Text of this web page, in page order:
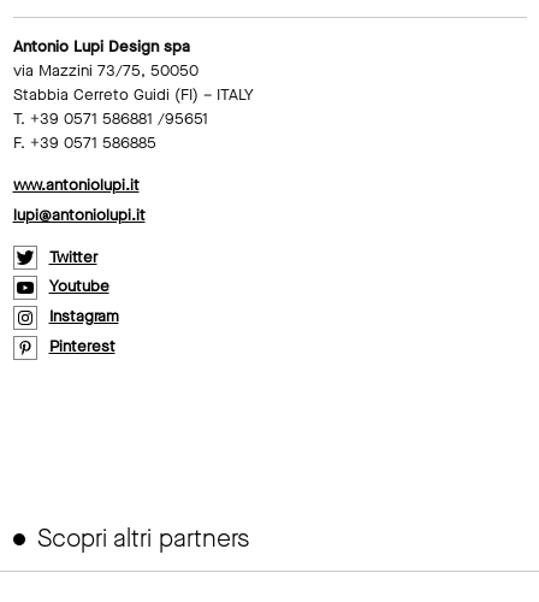
Antonio Lupi Design spa
via Mazzini 73/75, 50050
Stabbia Cerreto Guidi (FI) – ITALY
T. +39 0571 586881 /95651
F. +39 0571 586885
www.antoniolupi.it
lupi@antoniolupi.it
Twitter
Youtube
Instagram
Pinterest
Scopri altri partners